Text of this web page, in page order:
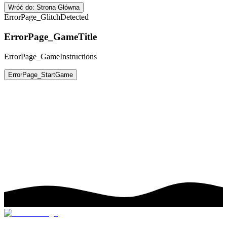
Wróć do: Strona Główna
ErrorPage_GlitchDetected
ErrorPage_GameTitle
ErrorPage_GameInstructions
ErrorPage_StartGame